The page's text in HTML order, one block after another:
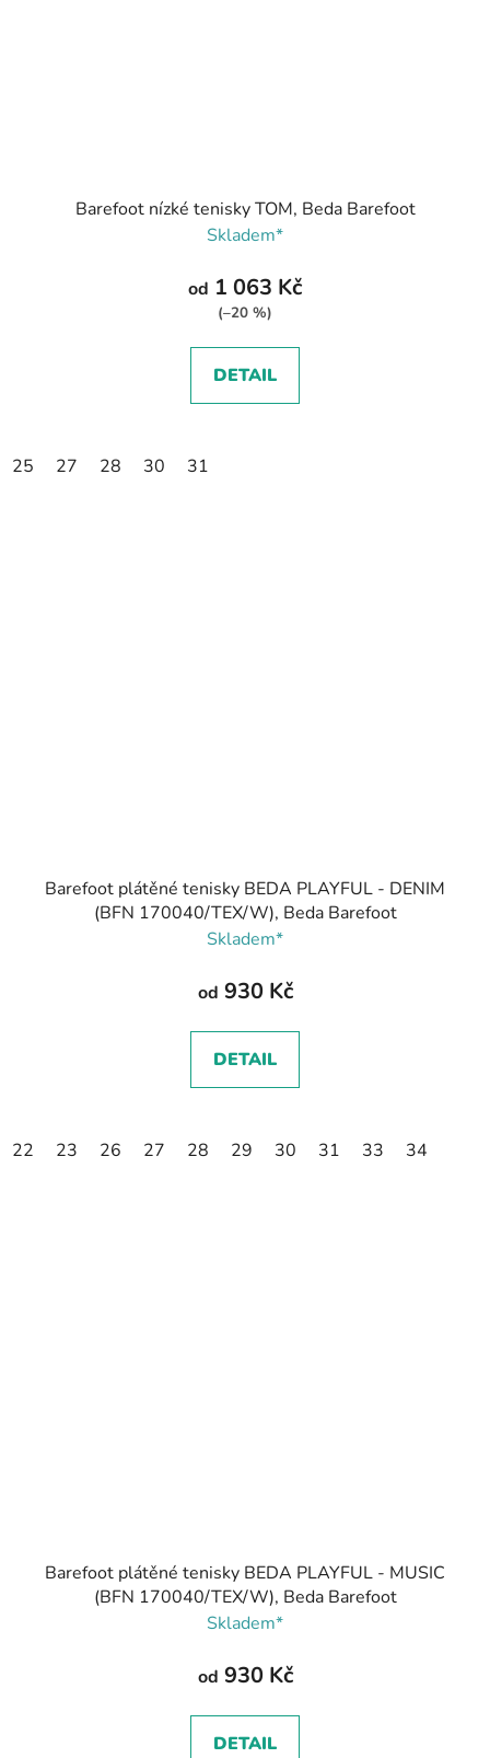
Barefoot nízké tenisky TOM, Beda Barefoot
Skladem*
od 1 063 Kč
(–20 %)
DETAIL
25 27 28 30 31
Barefoot plátěné tenisky BEDA PLAYFUL - DENIM
(BFN 170040/TEX/W), Beda Barefoot
Skladem*
od 930 Kč
DETAIL
22 23 26 27 28 29 30 31 33 34
Barefoot plátěné tenisky BEDA PLAYFUL - MUSIC
(BFN 170040/TEX/W), Beda Barefoot
Skladem*
od 930 Kč
DETAIL